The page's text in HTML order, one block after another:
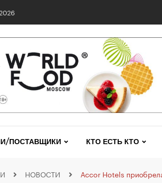
ПОСТАВЩИКИ КТО ЕСТЬ КТО
НОВОСТИ Аccor Hotels